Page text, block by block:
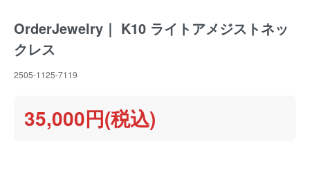
OrderJewelry｜ K10 ライトアメジストネッ
クレス
2505-1125-7119
35,000円(税込)